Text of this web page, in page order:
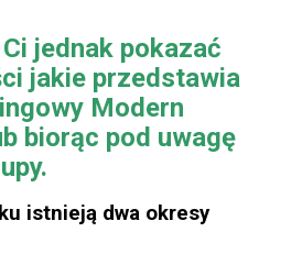
jednak pokazać
jakie przedstawia
Modern
biorąc pod uwagę
istnieją dwa okresy